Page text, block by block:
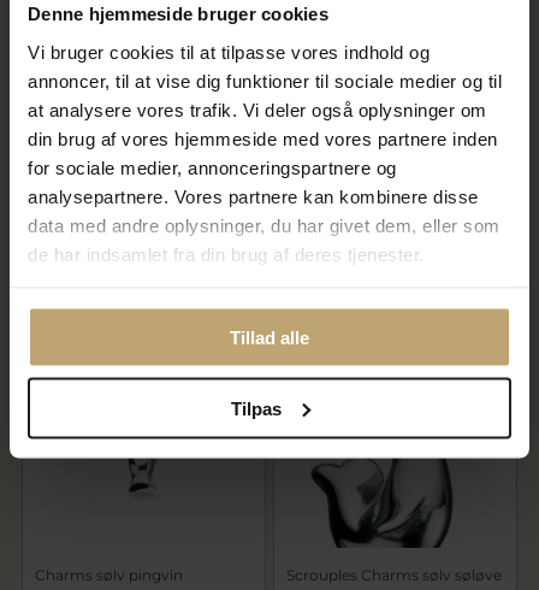
Denne hjemmeside bruger cookies
Vi bruger cookies til at tilpasse vores indhold og
annoncer, til at vise dig funktioner til sociale medier og til
at analysere vores trafik. Vi deler også oplysninger om
din brug af vores hjemmeside med vores partnere inden
for sociale medier, annonceringspartnere og
analysepartnere. Vores partnere kan kombinere disse
data med andre oplysninger, du har givet dem, eller som
de har indsamlet fra din brug af deres tjenester.
Tillad alle
Tilpas
Børnearmbånd hjerte 16 cm.
2.295,00 kr
1.836,00 kr
Charms sølv snegl
295,00 kr
236,00 kr
Charms sølv pingvin Scrouples Charms sølv søløve